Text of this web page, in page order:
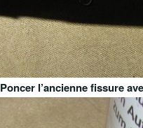
Poncer l’ancienne fissure